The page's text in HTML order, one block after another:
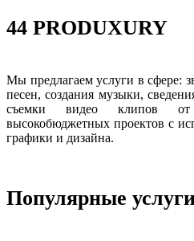
44 PRODUXURY
Мы предлагаем услуги в сфере:
песен, создания музыки,
съемки видео клипов
высокобюджетных проектов с
графики и дизайна.
Популярные